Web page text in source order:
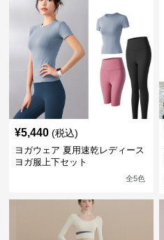
¥5,440 (税込)
ヨガウェア 夏用速乾レディース
ヨガ服上下セット
全5色